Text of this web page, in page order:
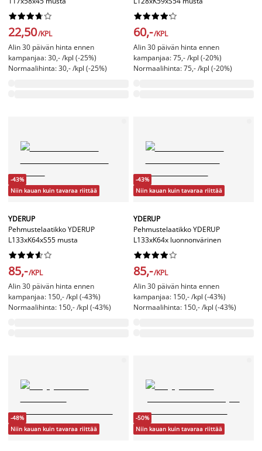






22,50/KPL
Alin 30 päivän hinta ennen
kampanjaa: 30,- /kpl (-25%)
Normaalihinta: 30,- /kpl (-25%)






60,-/KPL
Alin 30 päivän hinta ennen
kampanjaa: 75,- /kpl (-20%)
Normaalihinta: 75,- /kpl (-20%)
-43%
Niin kauan kuin tavaraa riittää
YDERUP
Pehmustelaatikko YDERUP
L133xK64xS55 musta






85,-/KPL
Alin 30 päivän hinta ennen
kampanjaa: 150,- /kpl (-43%)
Normaalihinta: 150,- /kpl (-43%)
-43%
Niin kauan kuin tavaraa riittää
YDERUP
Pehmustelaatikko YDERUP
L133xK64x luonnonvärinen






85,-/KPL
Alin 30 päivän hinta ennen
kampanjaa: 150,- /kpl (-43%)
Normaalihinta: 150,- /kpl (-43%)
-48%
Niin kauan kuin tavaraa riittää
-50%
Niin kauan kuin tavaraa riittää